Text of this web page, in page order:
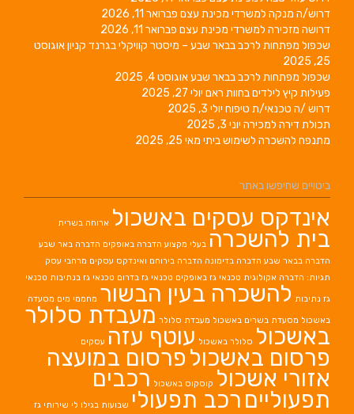
מכינת עצםפברואר 11, 2026
מכינת עצםפברואר 11, 2026
בבאר שבע – מיסטר קוויקלי בגרנד קניון אוגוסט
בבאר שבע אוגוסט 4, 2025
בחוות ראםיולי 27, 2025
יולי 3, 2025
יוני 3, 2025
ביתי מאי 25, 2025
באשכול ארוחה בשרית
בעלי מקצוע הדברה באופקים הדברה באר שבע
בדימונה הדברה בירוחם ואינדקס עסקים מרחבי עסק
טכנאי גז באופקים טכנאי גז בדרום טכנאי גז בנתיבות טכנאי
בעין הבשור מחממי מים מסעדה
באשכול מעבדת סלולר מעבדת סלולר
סלולר באשכול עוטף עזה עסקים
פרסום במועצה
קוסקוס באשכול רכבים
רכב תפעולי שבועות בגילו לי שירותי גז